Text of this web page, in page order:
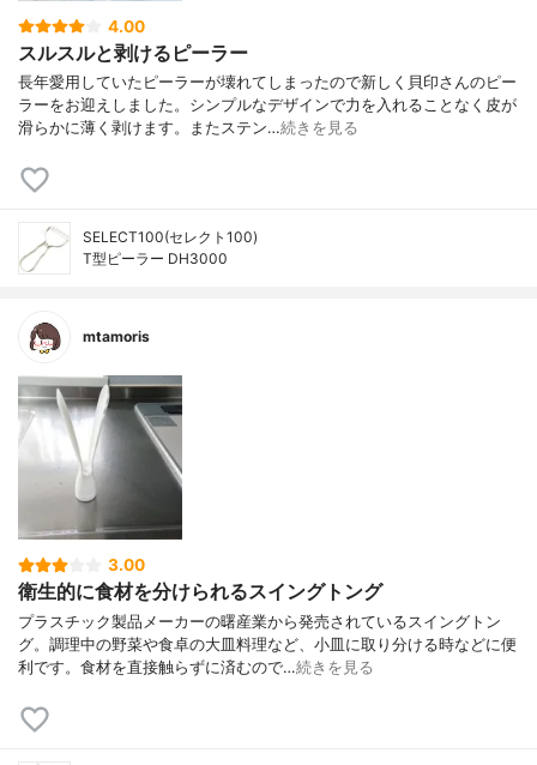
4.00
スルスルと剥けるピーラー
長年愛用していたピーラーが壊れてしまったので新しく貝印さんのピー
ラーをお迎えしました。シンプルなデザインで力を入れることなく皮が
滑らかに薄く剥けます。またステン…続きを見る
SELECT100(セレクト100)
T型ピーラー DH3000
mtamoris
3.00
衛生的に食材を分けられるスイングトング
プラスチック製品メーカーの曙産業から発売されているスイングトン
グ。調理中の野菜や食卓の大皿料理など、小皿に取り分ける時などに便
利です。食材を直接触らずに済むので…続きを見る